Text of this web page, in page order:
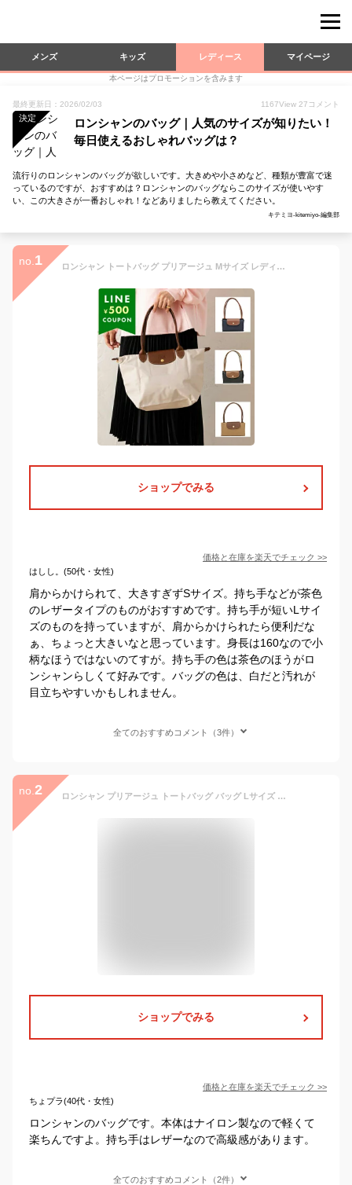
メンズ キッズ レディース マイページ
本ページはプロモーションを含みます
最終更新日：2026/02/03 1167View 27 コメント
決定
ロンシャンのバッグ｜人気のサイズが知りたい！
毎日使えるおしゃれバッグは？
流行りのロンシャンのバッグが欲しいです。大きめや小さめなど、種類が豊富で迷
っているのですが、おすすめは？ロンシャンのバッグならこのサイズが使いやす
い、この大きさが一番おしゃれ！などありましたら教えてください。
キテミヨ-kitemiyo-編集部
no. 1 ロンシャン トートバッグ プリアージュ Mサイズ レディース LONGCHAMP 2605 089
ショップでみる
価格と在庫を楽天でチェック >>
はしし。(50代・女性)
肩からかけられて、大きすぎずSサイズ。持ち手などが茶色
のレザータイプのものがおすすめです。持ち手が短いLサイ
ズのものを持っていますが、肩からかけられたら便利だな
ぁ、ちょっと大きいなと思っています。身長は160なので小
柄なほうではないのてすが。持ち手の色は茶色のほうがロ
ンシャンらしくて好みです。バッグの色は、白だと汚れが
目立ちやすいかもしれません。
全てのおすすめコメント（3件）
no. 2 ロンシャン プリアージュ トートバッグ バッグ Lサイズ レディース LONGCHAMP 1899 089
ショップでみる
価格と在庫を楽天でチェック >>
ちょプラ(40代・女性)
ロンシャンのバッグです。本体はナイロン製なので軽くて
楽ちんですよ。持ち手はレザーなので高級感があります。
全てのおすすめコメント（2件）